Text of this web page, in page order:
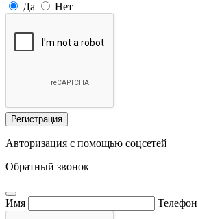
Да
Нет
Регистрация
Авторизация с помощью соцсетей
Обратный звонок
Имя Телефон